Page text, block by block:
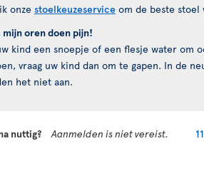
onze stoelkeuzeservice om de beste stoel
mijn oren doen pijn!
kind een snoepje of een flesje water om
vraag uw kind dan om te gapen. In de
het niet aan.
nuttig? Aanmelden is niet vereist. 11